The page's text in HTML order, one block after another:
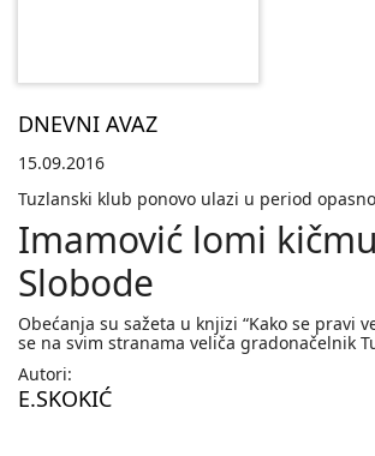
DNEVNI AVAZ
15.09.2016
Tuzlanski klub ponovo ulazi u period
Imamović lomi kičmu
Slobode
Obećanja su sažeta u knjizi “Kako se pravi
se na svim stranama veliča gradonačelnik
Autori:
E.SKOKIĆ